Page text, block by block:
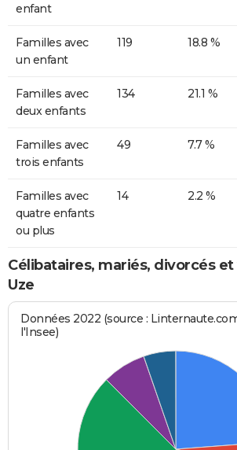
enfant
Familles avec
un enfant
119 18.8 %
Familles avec
deux enfants
134 21.1 %
Familles avec
trois enfants
49 7.7 %
Familles avec
quatre enfants
ou plus
14 2.2 %
Célibataires, mariés, divorcés
Uze
Données 2022 (source :
l'Insee)